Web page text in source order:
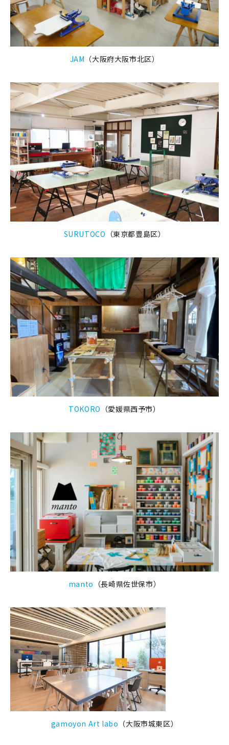
JAM （大阪府大阪市北区）
SURUTOCO （東京都豊島区）
TOKORO （愛媛県西予市）
manto （長崎県佐世保市）
gamoyon Art labo （大阪市城東区）